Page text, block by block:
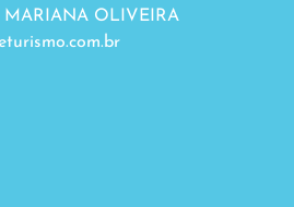
MARIANA OLIVEIRA